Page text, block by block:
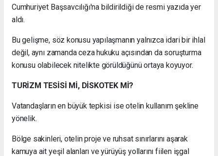
Cumhuriyet Başsavcılığı'na bildirildiği de resmi yazıda yer
aldı.
Bu gelişme, söz konusu yapılaşmanın yalnızca idari bir ihlal
değil, aynı zamanda ceza hukuku açısından da soruşturma
konusu olabilecek nitelikte görüldüğünü ortaya koyuyor.
TURİZM TESİSİ Mİ, DİSKOTEK Mİ?
Vatandaşların en büyük tepkisi ise otelin kullanım şekline
yönelik.
Bölge sakinleri, otelin proje ve ruhsat sınırlarını aşarak
kamuya ait yeşil alanları ve yürüyüş yollarını fiilen işgal